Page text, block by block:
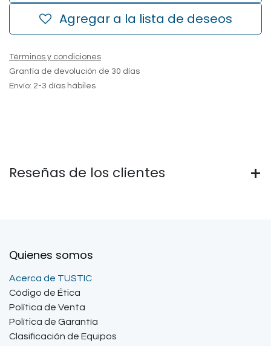
Agregar a la lista de deseos
Términos y condiciones
Grantía de devolución de 30 días
Envío: 2-3 días hábiles
Reseñas de los clientes
Quienes somos
Acerca de TUSTIC
Código de Ética
Política de Venta
Política de Garantía
Clasificación de Equipos